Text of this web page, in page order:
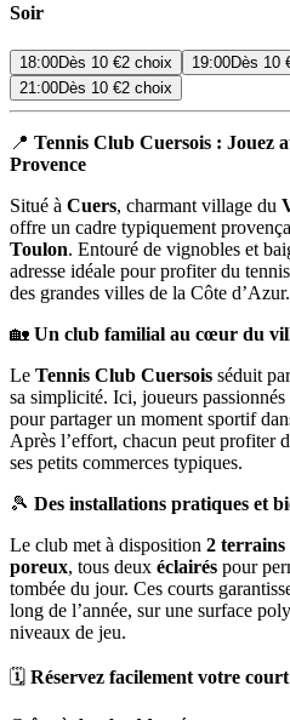
Soir
18:00Dès 10 €2 choix 19:00Dès 10
21:00Dès 10 €2 choix
📍 Tennis Club Cuersois : Jouez
Provence
Situé à Cuers, charmant village du
offre un cadre typiquement
Toulon. Entouré de vignobles et
adresse idéale pour profiter du
des grandes villes de la Côte d’Azur.
🏡 Un club familial au cœur du
Le Tennis Club Cuersois séduit
sa simplicité. Ici, joueurs
pour partager un moment sportif
Après l’effort, chacun peut profiter
ses petits commerces typiques.
🎾 Des installations pratiques et
Le club met à disposition 2 terrains
poreux, tous deux éclairés pour
tombée du jour. Ces courts
long de l’année, sur une surface
niveaux de jeu.
🗓️ Réservez facilement votre